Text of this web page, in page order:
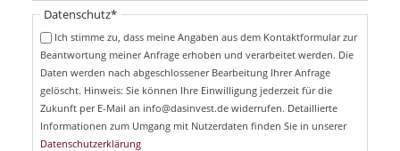
f
i
Pflichtfeld
Datenschutz*
Ich stimme zu, dass meine Angaben aus dem Kontaktformular zur
Beantwortung meiner Anfrage erhoben und verarbeitet werden. Die
Daten werden nach abgeschlossener Bearbeitung Ihrer Anfrage
gelöscht. Hinweis: Sie können Ihre Einwilligung jederzeit für die
Zukunft per E-Mail an info@dasinvest.de widerrufen. Detaillierte
Informationen zum Umgang mit Nutzerdaten finden Sie in unserer
Datenschutzerklärung